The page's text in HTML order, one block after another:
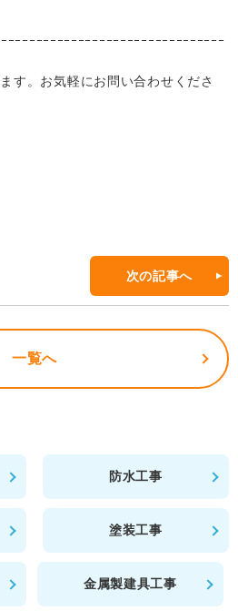
ｰｰｰｰｰｰｰｰｰｰｰｰｰｰｰｰｰｰｰｰｰｰｰｰｰｰｰｰｰｰｰ
す。お気軽にお問い合わせくださ
次の記事へ
一覧へ
防水工事
塗装工事
金属製建具工事